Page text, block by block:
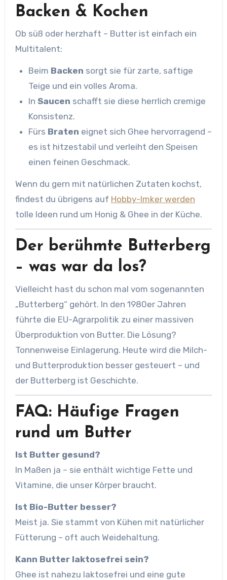
Backen & Kochen
Ob süß oder herzhaft – Butter ist einfach ein
Multitalent:
Beim Backen sorgt sie für zarte, saftige
Teige und ein volles Aroma.
In Saucen schafft sie diese herrlich cremige
Konsistenz.
Fürs Braten eignet sich Ghee hervorragend –
es ist hitzestabil und verleiht den Speisen
einen feinen Geschmack.
Wenn du gern mit natürlichen Zutaten kochst,
findest du übrigens auf Hobby-Imker werden
tolle Ideen rund um Honig & Ghee in der Küche.
Der berühmte Butterberg
– was war da los?
Vielleicht hast du schon mal vom sogenannten
„Butterberg“ gehört. In den 1980er Jahren
führte die EU-Agrarpolitik zu einer massiven
Überproduktion von Butter. Die Lösung?
Tonnenweise Einlagerung. Heute wird die Milch-
und Butterproduktion besser gesteuert – und
der Butterberg ist Geschichte.
FAQ: Häufige Fragen
rund um Butter
Ist Butter gesund?
In Maßen ja – sie enthält wichtige Fette und
Vitamine, die unser Körper braucht.
Ist Bio-Butter besser?
Meist ja. Sie stammt von Kühen mit natürlicher
Fütterung – oft auch Weidehaltung.
Kann Butter laktosefrei sein?
Ghee ist nahezu laktosefrei und eine gute